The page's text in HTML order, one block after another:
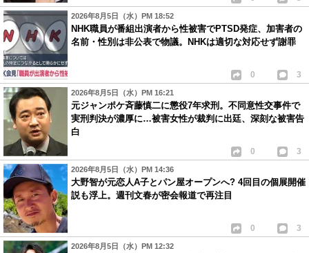
2026年8月5日（水）PM 18:52
NHK職員が番組出演者から性被害でPTSD発症、加害者の
名前・性別は非公表で物議。NHKは適切な対応せず謝罪
0 3
2026年8月5日（水）PM 16:21
元ジャンポケ斉藤慎二に懲役7年求刑。不同意性交事件で
実刑判決が濃厚に…被害女性が裁判に出廷、深刻な被害告
白
0 3
2026年8月5日（水）PM 14:36
大野智が元恋人A子とパン屋オープンへ? 4回目の個展開催
説も浮上。週刊文春が密会報道で再注目
0 3
2026年8月5日（水）PM 12:32